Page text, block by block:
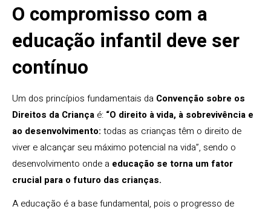
O compromisso com a
educação infantil deve ser
contínuo
Um dos princípios fundamentais da Convenção sobre os
Direitos da Criança é: “O direito à vida, à sobrevivência e
ao desenvolvimento: todas as crianças têm o direito de
viver e alcançar seu máximo potencial na vida”, sendo o
desenvolvimento onde a educação se torna um fator
crucial para o futuro das crianças.
A educação é a base fundamental, pois o progresso de